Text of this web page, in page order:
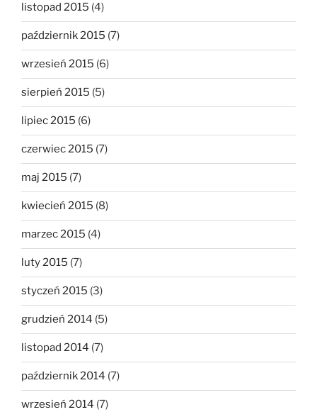
listopad 2015 (4)
październik 2015 (7)
wrzesień 2015 (6)
sierpień 2015 (5)
lipiec 2015 (6)
czerwiec 2015 (7)
maj 2015 (7)
kwiecień 2015 (8)
marzec 2015 (4)
luty 2015 (7)
styczeń 2015 (3)
grudzień 2014 (5)
listopad 2014 (7)
październik 2014 (7)
wrzesień 2014 (7)